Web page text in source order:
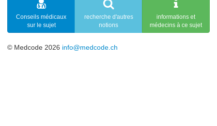
Conseils médicaux
sur le sujet
recherche d'autres
notions
informations et
médecins à ce sujet
© Medcode 2026 info@medcode.ch